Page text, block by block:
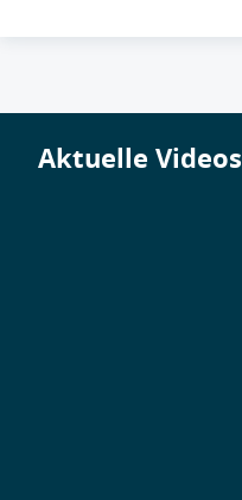
Aktuelle Videos